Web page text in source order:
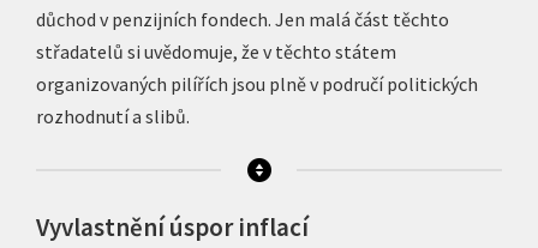
důchod v penzijních fondech. Jen malá část těchto
střadatelů si uvědomuje, že v těchto státem
organizovaných pilířích jsou plně v područí politických
rozhodnutí a slibů.
Vyvlastnění úspor inflací